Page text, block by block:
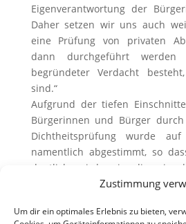
Zustimmung
Um dir ein optimales Erlebnis zu bieten,
Eigenverantwortung der
Daher setzen wir uns auch
eine Prüfung von privaten
dann durchgeführt
begründeter Verdacht
sind.“
Aufgrund der tiefen
Bürgerinnen und Bürger
Dichtheitsprüfung wurde
namentlich abgestimmt, so
deutlich wird, wie die
entschieden haben.
Bildquelle: © Guido